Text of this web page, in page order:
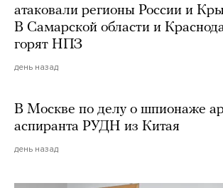
атаковали регионы России и
В Самарской области и
горят НПЗ
день назад
В Москве по делу о шпионаже
аспиранта РУДН из Китая
день назад